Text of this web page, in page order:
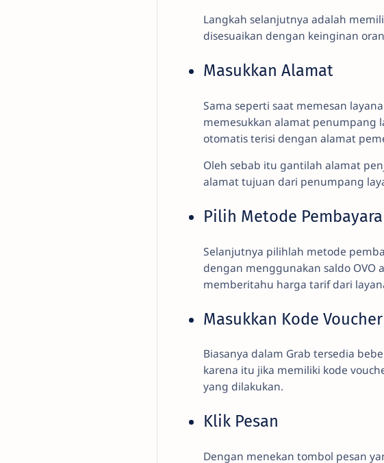
Langkah selanjutnya adalah
disesuaikan dengan keinginan
Masukkan Alamat
Sama seperti saat memesan
memesukkan alamat penumpang
otomatis terisi dengan alamat
Oleh sebab itu gantilah alamat
alamat tujuan dari penumpang
Pilih Metode
Selanjutnya pilihlah metode
dengan menggunakan saldo OVO
memberitahu harga tarif dari
Masukkan Kode Voucher
Biasanya dalam Grab tersedia
karena itu jika memiliki kode
yang dilakukan.
Klik Pesan
Dengan menekan tombol pesan